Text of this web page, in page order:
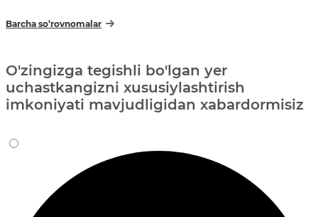
Barcha so‘rovnomalar
O'zingizga tegishli bo'lgan yer
uchastkangizni xususiylashtirish
imkoniyati mavjudligidan xabardormisiz